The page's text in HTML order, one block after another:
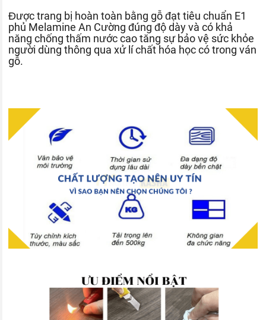
Được trang bị hoàn toàn bằng gỗ đạt tiêu chuẩn E1
phủ Melamine An Cường đúng độ dày và có khả
năng chống thấm nước cao tăng sự bảo vệ sức khỏe
người dùng thông qua xử lí chất hóa học có trong ván
gỗ.